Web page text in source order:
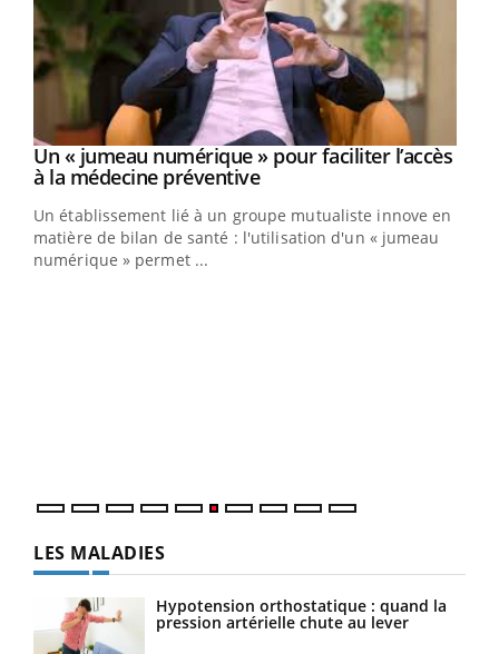
Youtube
Un « jumeau numérique » pour faciliter l’accès
à la médecine préventiveYoutube
Un établissement lié à un groupe mutualiste innove en
matière de bilan de santé : l'utilisation d'un « jumeau
numérique » permet ...
LES MALADIES
Hypotension orthostatique : quand la
pression artérielle chute au lever